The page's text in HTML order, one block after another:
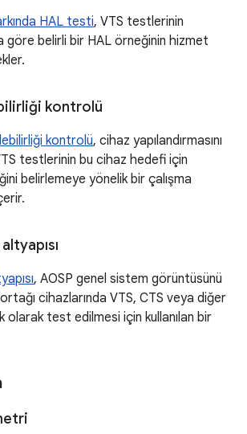
HAL testi, VTS testlerinin
göre belirli bir HAL örneğinin hizmet
kontrolü
kontrolü, cihaz yapılandırmasını
testlerinin bu cihaz hedefi için
belirlemeye yönelik bir çalışma
, AOSP genel sistem görüntüsünü
cihazlarında VTS, CTS veya diğer
test edilmesi için kullanılan bir